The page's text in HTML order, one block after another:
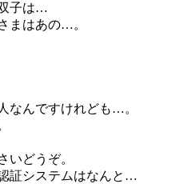
子は…
まはあの…。
なんですけれども…。
いどうぞ。
証システムはなんと…